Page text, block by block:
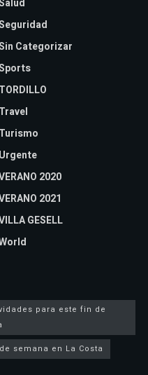
Categorizar
TORDILLO
Travel
Turismo
Urgente
2020
2021
GESELL
para este fin de
semana en La Costa